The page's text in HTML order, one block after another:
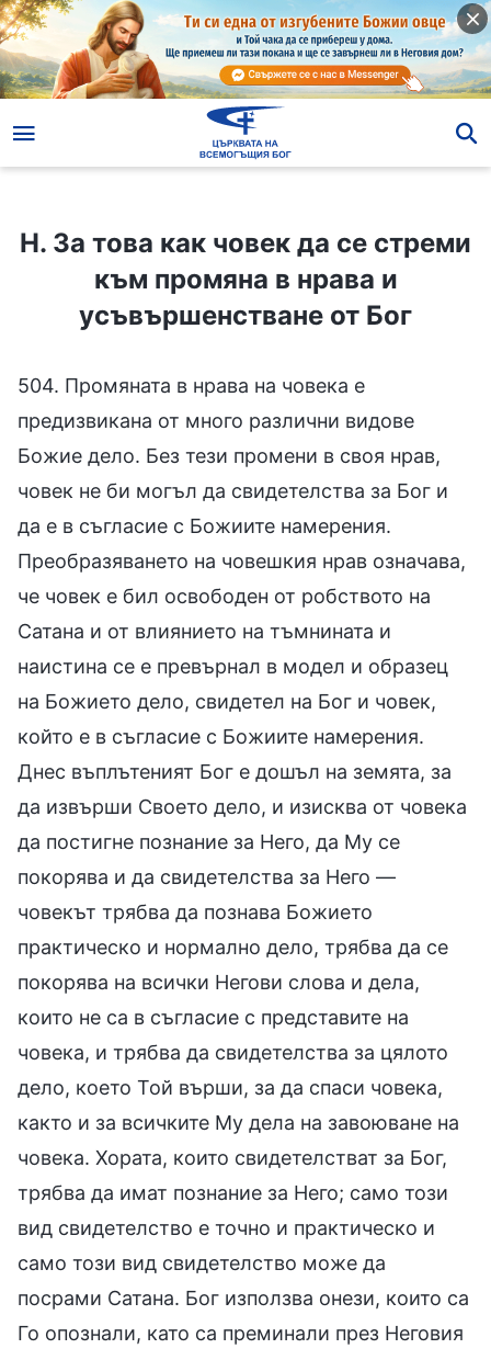
Н. За това как човек да се стреми
към промяна в нрава и
усъвършенстване от Бог
504. Промяната в нрава на човека е
предизвикана от много различни видове
Божие дело. Без тези промени в своя нрав,
човек не би могъл да свидетелства за Бог и
да е в съгласие с Божиите намерения.
Преобразяването на човешкия нрав означава,
че човек е бил освободен от робството на
Сатана и от влиянието на тъмнината и
наистина се е превърнал в модел и образец
на Божието дело, свидетел на Бог и човек,
който е в съгласие с Божиите намерения.
Днес въплътеният Бог е дошъл на земята, за
да извърши Своето дело, и изисква от човека
да постигне познание за Него, да Му се
покорява и да свидетелства за Него —
човекът трябва да познава Божието
практическо и нормално дело, трябва да се
покорява на всички Негови слова и дела,
които не са в съгласие с представите на
човека, и трябва да свидетелства за цялото
дело, което Той върши, за да спаси човека,
както и за всичките Му дела на завоюване на
човека. Хората, които свидетелстват за Бог,
трябва да имат познание за Него; само този
вид свидетелство е точно и практическо и
само този вид свидетелство може да
посрами Сатана. Бог използва онези, които са
Го опознали, като са преминали през Неговия